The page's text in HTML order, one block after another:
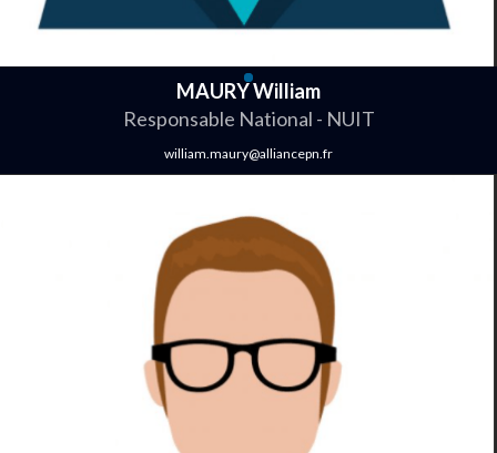
MAURY William
Responsable National - NUIT
william.maury@alliancepn.fr